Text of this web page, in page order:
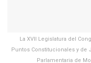
La XVII Legislatura del
Puntos Constitucionales y de
Parlamentaria de